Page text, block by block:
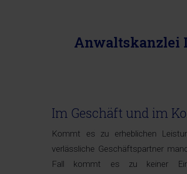
Anwaltskanzlei
Im Geschäft und im
Kommt es zu erheblichen
verlässliche Geschäftspartner
Fall kommt es zu keiner